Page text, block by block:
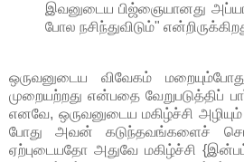
இவனுடைய பிஜ்ஞையானது
போல நசிந்துவிடும்"
ஒருவனுடைய விவேகம்
முறையற்றது என்பதை வேறுபடுத்திப்
எனவே, ஒருவனுடைய மகிழ்ச்சி
போது அவன் கடுந்தவங்களைச்
ஏற்புடையதோ அதுவே மகிழ்ச்சி